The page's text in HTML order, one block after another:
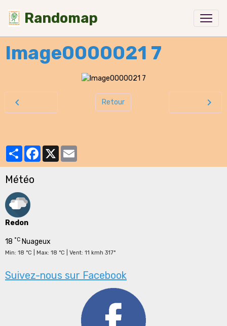
Randomap
Image0000021 7
Retour
PartagerFacebook
X
Météo
Redon
18 °C Nuageux
Min: 18 °C | Max: 18 °C | Vent: 11 kmh 317°
Suivez-nous sur Facebook